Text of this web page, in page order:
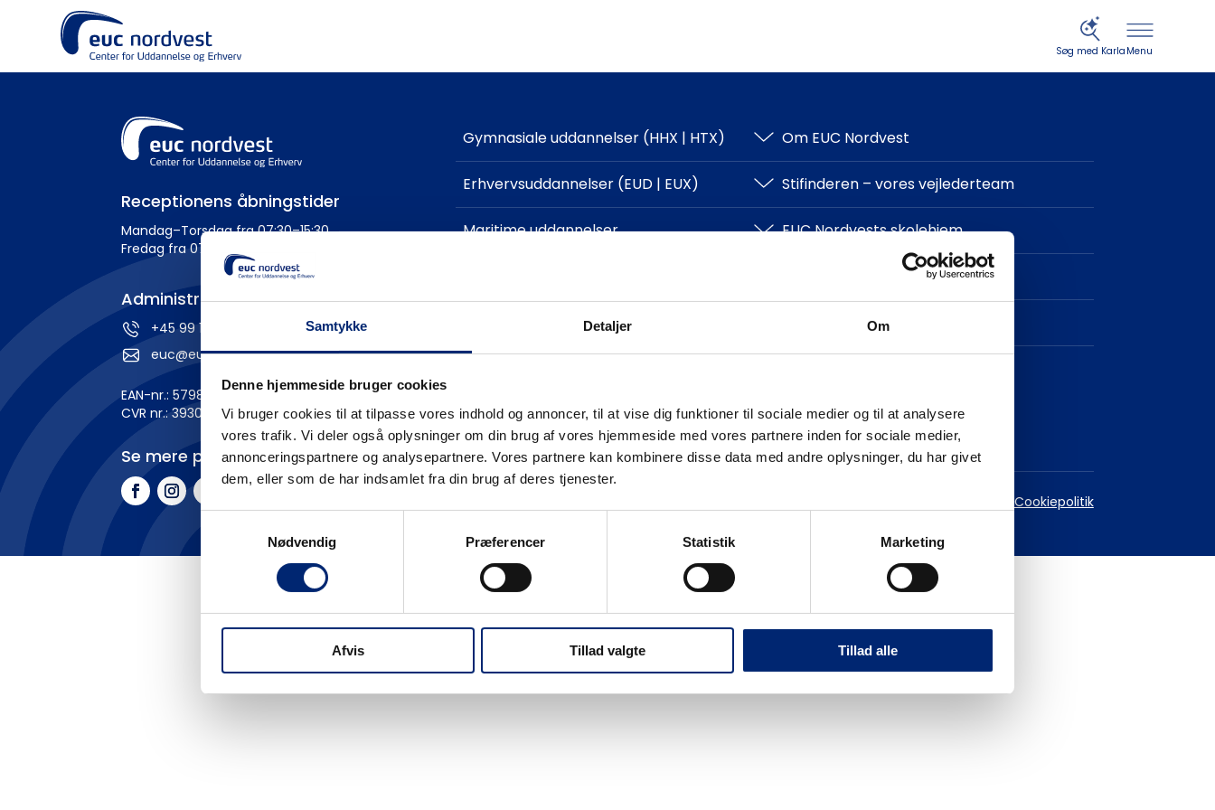
Samtykke Detaljer Om
Denne hjemmeside bruger cookies
Vi bruger cookies til at tilpasse vores indhold og annoncer, til at vise dig funktioner til sociale medier og til at analysere
vores trafik. Vi deler også oplysninger om din brug af vores hjemmeside med vores partnere inden for sociale medier,
annonceringspartnere og analysepartnere. Vores partnere kan kombinere disse data med andre oplysninger, du har givet
dem, eller som de har indsamlet fra din brug af deres tjenester.
Nødvendig
Præferencer Statistik Marketing
Afvis Tillad valgte Tillad alle
Søg med Karla Menu
Receptionens åbningstider
Mandag–Torsdag fra 07:30–15:30
Fredag fra 07:30–14:00
Administration
+45 99 19 19 19
euc@eucnordvest.dk
EAN-nr.: 5798 0005 54276
CVR nr.: 3930 1016
Se mere på
Gymnasiale uddannelser (HHX | HTX)
HHX
HTX
Erhvervsuddannelser (EUD | EUX)
Teknisk
Maritime uddannelser
Uddannelsessteder
Om EUC Nordvest
Stifinderen – vores vejlederteam
EUC Nordvests skolehjem
Login og IT-support
Cookiepolitik